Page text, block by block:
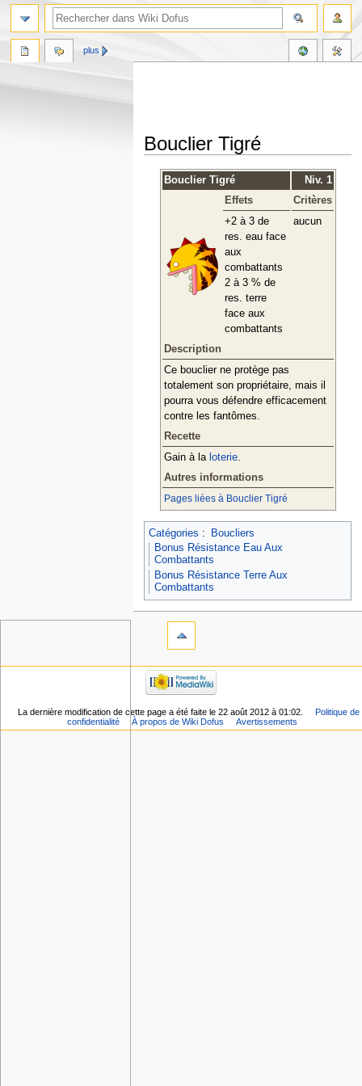
Bouclier Tigré
Bouclier Tigré
Niv. 1
Effets
Critères
+2 à 3 de
res. eau face
aux
combattants
2 à 3 % de
res. terre
face aux
combattants
aucun
Description
Ce bouclier ne protège pas
totalement son propriétaire, mais il
pourra vous défendre efficacement
contre les fantômes.
Recette
Gain à la loterie.
Autres informations
Pages liées à Bouclier Tigré
Catégories :
Boucliers
Bonus Résistance Eau Aux
Combattants
Bonus Résistance Terre Aux
Combattants
plus
La dernière modification de cette page a été faite le 22 août 2012 à 01:02.
Politique de
confidentialité
À propos de Wiki Dofus Avertissements